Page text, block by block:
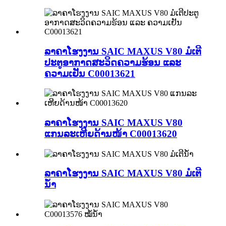
ລາຄາໂຮງງານ SAIC MAXUS V80 ມໍເຕີ
ປະຕູອາກາດສະວິດຄວາມຮ້ອນ ແລະ
ຄວາມເຢັນ C00013621
ລາຄາໂຮງງານ SAIC MAXUS V80
ແກນລະເຫີຍດ້ານໜ້າ C00013620
ລາຄາໂຮງງານ SAIC MAXUS V80 ມໍເຕີ
ນ້ຳ